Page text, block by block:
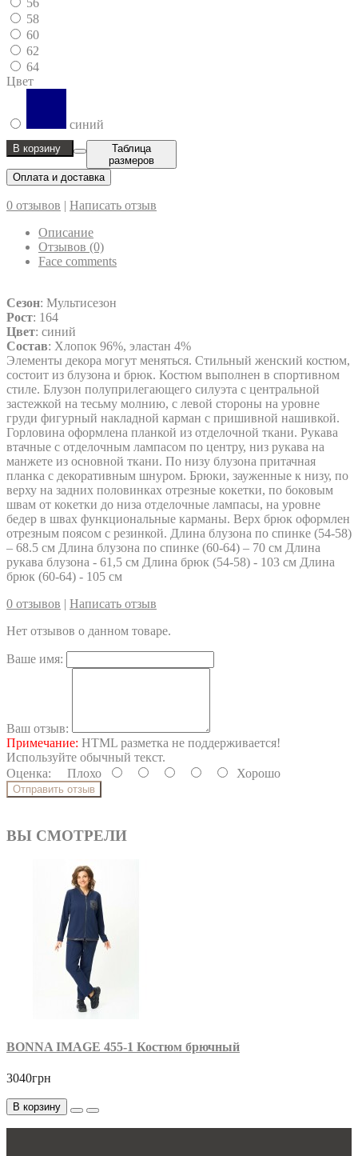
58
60
62
64
Цвет
синий
В корзину
Таблица
размеров
Оплата и доставка
0 отзывов | Написать отзыв
Описание
Отзывов (0)
Face comments
Сезон: Мультисезон
Рост: 164
Цвет: синий
Состав: Хлопок 96%, эластан 4%
Элементы декора могут меняться. Стильный женский костюм,
состоит из блузона и брюк. Костюм выполнен в спортивном
стиле. Блузон полуприлегающего силуэта с центральной
застежкой на тесьму молнию, с левой стороны на уровне
груди фигурный накладной карман с пришивной нашивкой.
Горловина оформлена планкой из отделочной ткани. Рукава
втачные с отделочным лампасом по центру, низ рукава на
манжете из основной ткани. По низу блузона притачная
планка с декоративным шнуром. Брюки, зауженные к низу, по
верху на задних половинках отрезные кокетки, по боковым
швам от кокетки до низа отделочные лампасы, на уровне
бедер в швах функциональные карманы. Верх брюк оформлен
отрезным поясом с резинкой. Длина блузона по спинке (54-58)
– 68.5 см Длина блузона по спинке (60-64) – 70 см Длина
рукава блузона - 61,5 см Длина брюк (54-58) - 103 см Длина
брюк (60-64) - 105 см
0 отзывов | Написать отзыв
Нет отзывов о данном товаре.
Ваше имя:
Ваш отзыв:
Примечание: HTML разметка не поддерживается!
Используйте обычный текст.
Оценка: Плохо Хорошо
Отправить отзыв
ВЫ СМОТРЕЛИ
BONNA IMAGE 455-1 Костюм брючный
3040грн
В корзину